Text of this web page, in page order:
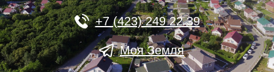
+7 (423) 249 22 39
Моя Земля